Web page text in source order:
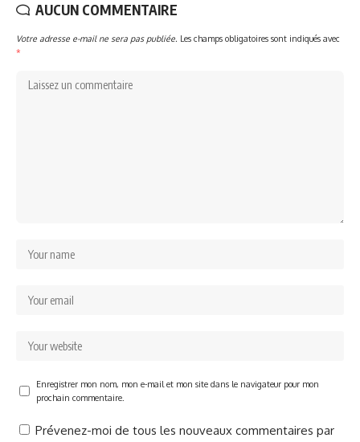
AUCUN COMMENTAIRE
Votre adresse e-mail ne sera pas publiée. Les champs obligatoires sont indiqués avec
*
Enregistrer mon nom, mon e-mail et mon site dans le navigateur pour mon
prochain commentaire.
Prévenez-moi de tous les nouveaux commentaires par